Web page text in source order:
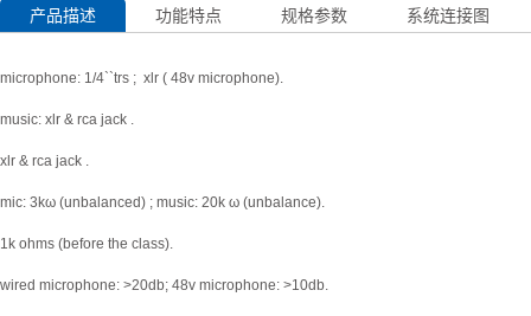
产品描述 功能特点 规格参数 系统连接图
microphone: 1/4``trs ; xlr ( 48v microphone).
music: xlr & rca jack .
xlr & rca jack .
mic: 3kω (unbalanced) ; music: 20k ω (unbalance).
1k ohms (before the class).
wired microphone: >20db; 48v microphone: >10db.